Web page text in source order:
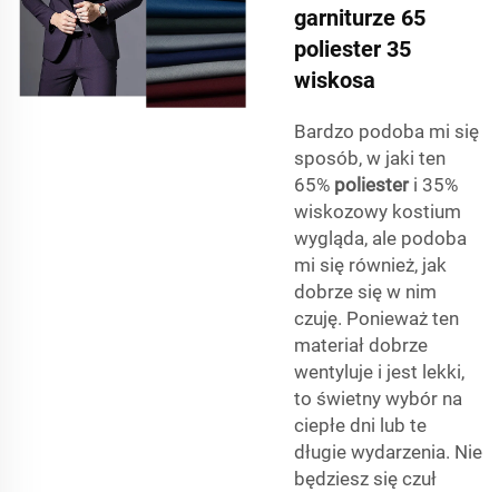
garniturze 65
poliester 35
wiskosa
Bardzo podoba mi się
sposób, w jaki ten
65% poliester i 35%
wiskozowy kostium
wygląda, ale podoba
mi się również, jak
dobrze się w nim
czuję. Ponieważ ten
materiał dobrze
wentyluje i jest lekki,
to świetny wybór na
ciepłe dni lub te
długie wydarzenia. Nie
będziesz się czuł